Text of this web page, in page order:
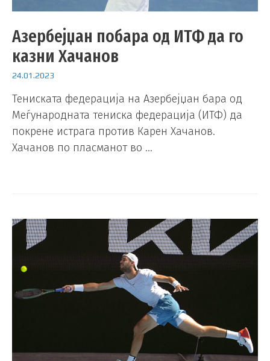
Азербејџан побара од ИТФ да го
казни Хачанов
24.01.2023
Тениската федерација на Азербејџан бара од
Меѓународната тениска федерација (ИТФ) да
покрене истрага против Карен Хачанов.
Хачанов по пласманот во …